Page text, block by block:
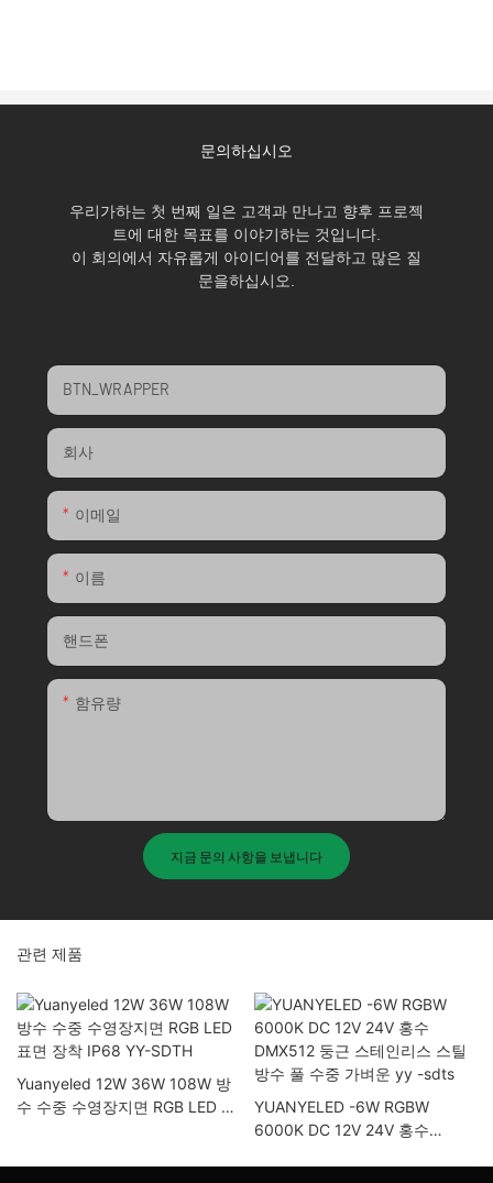
문의하십시오
우리가하는 첫 번째 일은 고객과 만나고 향후 프로젝
트에 대한 목표를 이야기하는 것입니다.
이 회의에서 자유롭게 아이디어를 전달하고 많은 질
문을하십시오.
BTN_WRAPPER
회사
이메일
이름
핸드폰
함유량
지금 문의 사항을 보냅니다
관련 제품
Yuanyeled 12W 36W 108W 방
수 수중 수영장지면 RGB LED 표
YUANYELED -6W RGBW
6000K DC 12V 24V 홍수